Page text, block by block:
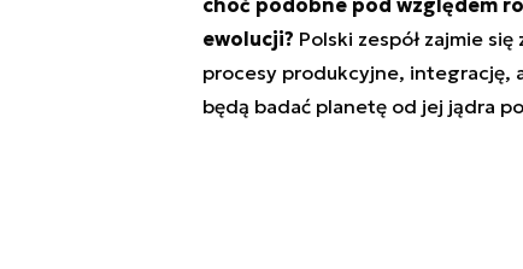
choć podobne pod względem
ewolucji? Polski zespół zajmie
procesy produkcyjne, integrację,
będą badać planetę od jej jądra